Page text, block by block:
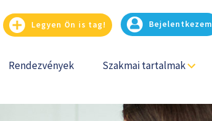
Legyen Ön is tag! Bejelentkezem
Rendezvények Szakmai tartalmak